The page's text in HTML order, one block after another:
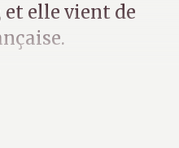
et elle vient de